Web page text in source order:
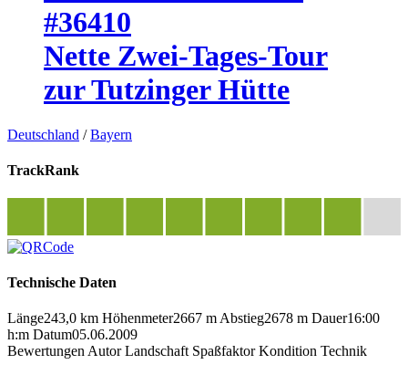
#36410
Nette Zwei-Tages-Tour
zur Tutzinger Hütte
Deutschland /Bayern
TrackRank
Technische Daten
Länge243,0 km Höhenmeter2667 m Abstieg2678 m Dauer16:00
h:m Datum05.06.2009
Bewertungen Autor Landschaft Spaßfaktor Kondition Technik